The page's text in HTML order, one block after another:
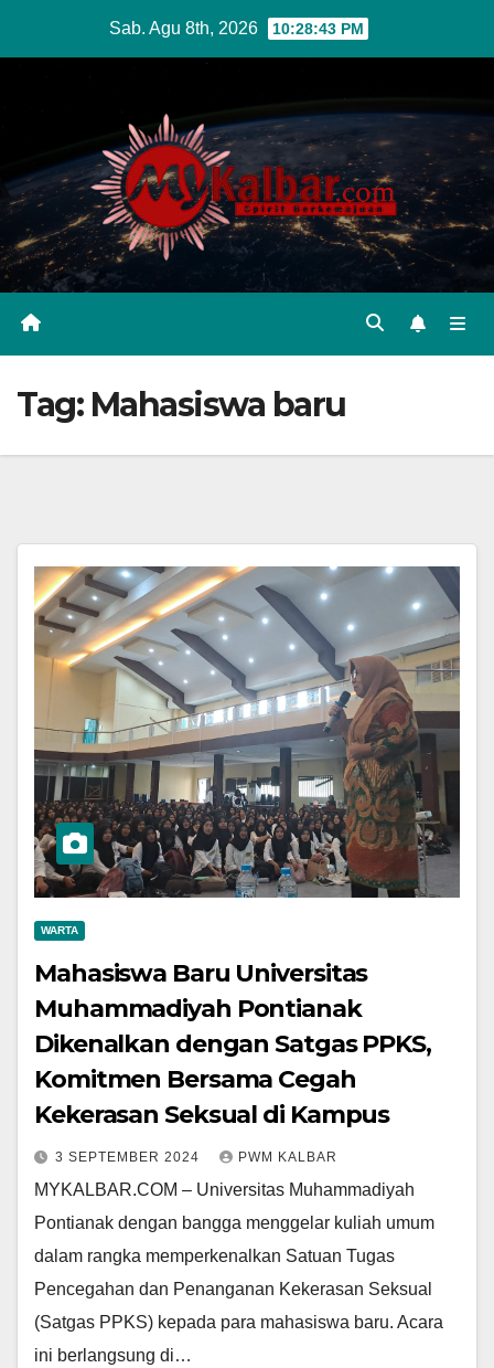
Sab. Agu 8th, 2026 10:28:44 PM
Tag: Mahasiswa baru
WARTA
Mahasiswa Baru Universitas
Muhammadiyah Pontianak
Dikenalkan dengan Satgas PPKS,
Komitmen Bersama Cegah
Kekerasan Seksual di Kampus
3 SEPTEMBER 2024 PWM KALBAR
MYKALBAR.COM – Universitas Muhammadiyah
Pontianak dengan bangga menggelar kuliah umum
dalam rangka memperkenalkan Satuan Tugas
Pencegahan dan Penanganan Kekerasan Seksual
(Satgas PPKS) kepada para mahasiswa baru. Acara
ini berlangsung di…